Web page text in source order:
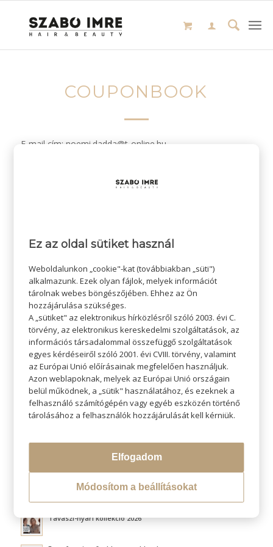
COUPONBOOK
E-mail cím: noemi.dadda@t-online.hu
2024-04-08 SZERZŐ:
KERESÉS
LEGÚJABB BLOGOK
Hővédelem hajformázás közben
Fluffy hair és a légies volumen titka
Tavaszi-nyári kollekció 2026
Ez az oldal sütiket használ
Weboldalunkon „cookie"-kat (továbbiakban „süti")
alkalmazunk. Ezek olyan fájlok, melyek információt
tárolnak webes böngészőjében. Ehhez az Ön
hozzájárulása szükséges.
A „sütiket" az elektronikus hírközlésről szóló 2003. évi C.
törvény, az elektronikus kereskedelmi szolgáltatások, az
információs társadalommal összefüggő szolgáltatások
egyes kérdéseiről szóló 2001. évi CVIII. törvény, valamint
az Európai Unió előírásainak megfelelően használjuk.
Azon weblapoknak, melyek az Európai Unió országain
belül működnek, a „sütik" használatához, és ezeknek a
felhasználó számítógépén vagy egyéb eszközén történő
tárolásához a felhasználók hozzájárulását kell kérniük.
Elfogadom
Módosítom a beállításokat